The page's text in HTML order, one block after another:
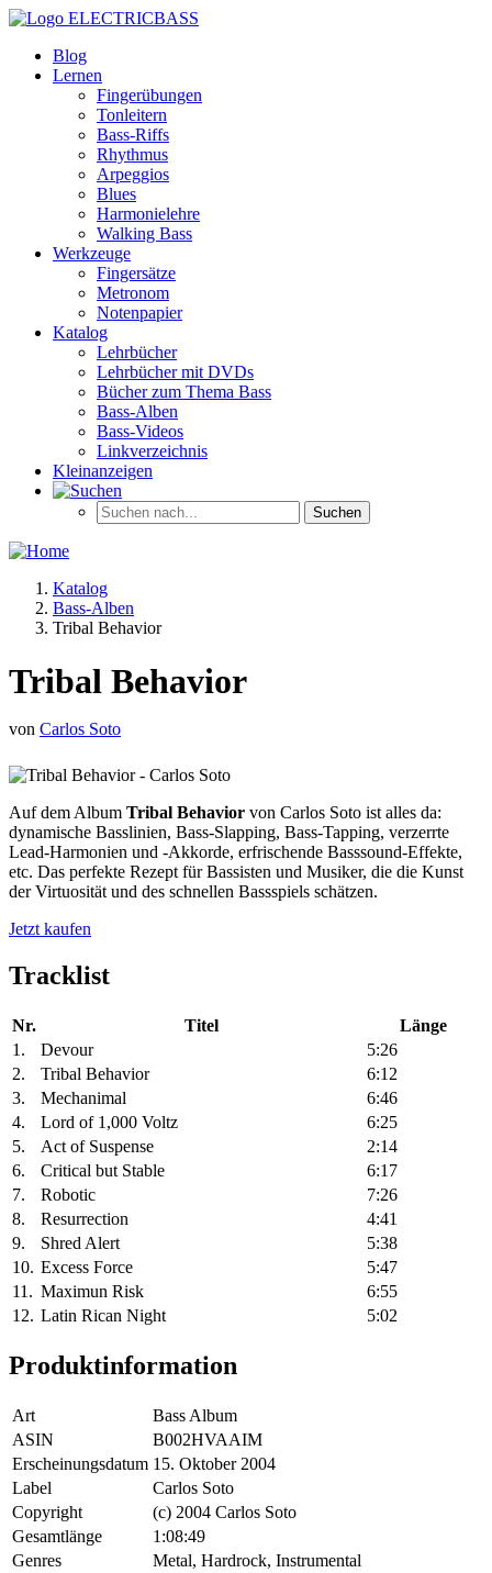
ELECTRICBASS
Blog
Lernen
Fingerübungen
Tonleitern
Bass-Riffs
Rhythmus
Arpeggios
Blues
Harmonielehre
Walking Bass
Werkzeuge
Fingersätze
Metronom
Notenpapier
Katalog
Lehrbücher
Lehrbücher mit DVDs
Bücher zum Thema Bass
Bass-Alben
Bass-Videos
Linkverzeichnis
Kleinanzeigen
Katalog
Bass-Alben
Tribal Behavior
Tribal Behavior
von Carlos Soto
Auf dem Album Tribal Behavior von Carlos Soto ist alles da:
dynamische Basslinien, Bass-Slapping, Bass-Tapping, verzerrte
Lead-Harmonien und -Akkorde, erfrischende Basssound-Effekte,
etc. Das perfekte Rezept für Bassisten und Musiker, die die Kunst
der Virtuosität und des schnellen Bassspiels schätzen.
Jetzt kaufen
Tracklist
Nr. Titel
Länge
1.
Devour
5:26
2.
Tribal Behavior
6:12
3.
Mechanimal
6:46
4.
Lord of 1,000 Voltz
6:25
5.
Act of Suspense
2:14
6.
Critical but Stable
6:17
7.
Robotic
7:26
8.
Resurrection
4:41
9.
Shred Alert
5:38
10. Excess Force
5:47
11. Maximun Risk
6:55
12. Latin Rican Night 5:02
Produktinformation
Art
Bass Album
ASIN
B002HVAAIM
Erscheinungsdatum 15. Oktober 2004
Label
Carlos Soto
Copyright
(c) 2004 Carlos Soto
Gesamtlänge
1:08:49
Genres
Metal, Hardrock, Instrumental